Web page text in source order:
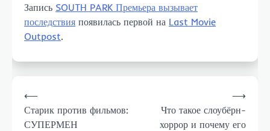
Запись SOUTH PARK Премьера вызывает
последствия появилась первой на Last Movie
Outpost.
записям
⟵
Старик против фильмов:
СУПЕРМЕН
Что такое слоубёрн-
хоррор и почему его
⟶